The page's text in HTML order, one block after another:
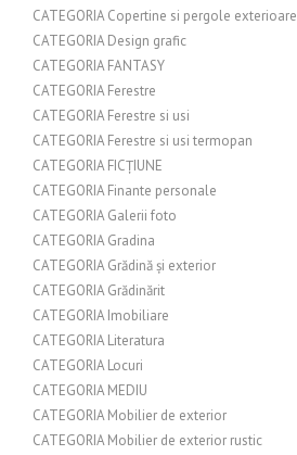
CATEGORIA Copertine si pergole exterioare
CATEGORIA Design grafic
CATEGORIA FANTASY
CATEGORIA Ferestre
CATEGORIA Ferestre si usi
CATEGORIA Ferestre si usi termopan
CATEGORIA FICȚIUNE
CATEGORIA Finante personale
CATEGORIA Galerii foto
CATEGORIA Gradina
CATEGORIA Grădină și exterior
CATEGORIA Grădinărit
CATEGORIA Imobiliare
CATEGORIA Literatura
CATEGORIA Locuri
CATEGORIA MEDIU
CATEGORIA Mobilier de exterior
CATEGORIA Mobilier de exterior rustic